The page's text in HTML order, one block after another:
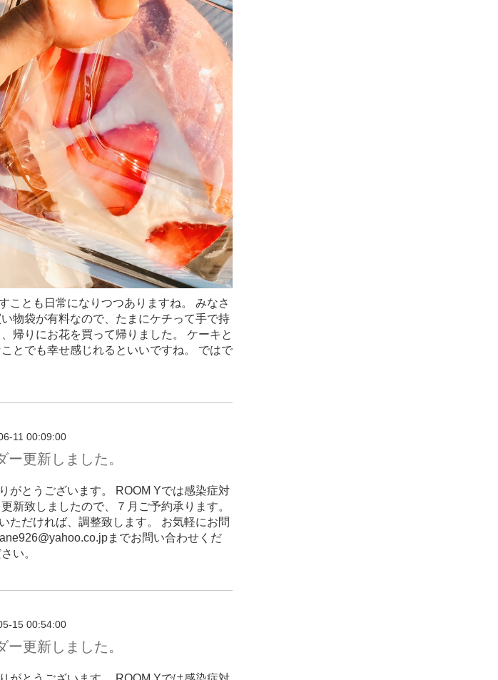
ことも日常になりつつありますね。 みなさ
物袋が有料なので、たまにケチって手で持
帰りにお花を買って帰りました。 ケーキと
とでも幸せ感じれるといいですね。 ではで
11 00:09:00
ー更新しました。
がとうございます。 ROOM Yでは感染症対
新致しましたので、７月ご予約承ります。
ただければ、調整致します。 お気軽にお問
までお問い合わせくだ
い。
15 00:54:00
ー更新しました。